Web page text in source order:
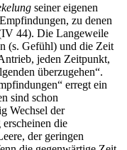
seiner eigenen
zu denen
44). Die Langeweile
(s. Gefühl) und die Zeit
jeden Zeitpunkt,
überzugehen“.
erregt ein
sind schon
Wechsel der
die
der geringen